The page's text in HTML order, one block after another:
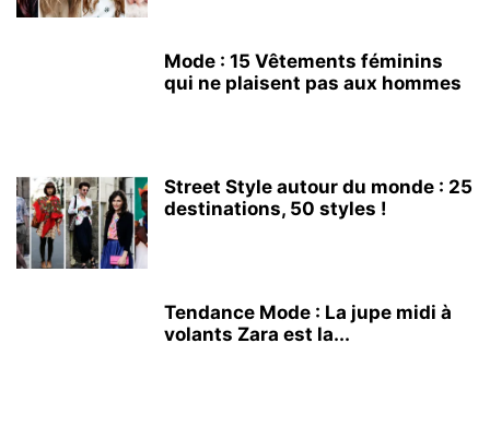
Mode : 15 Vêtements féminins
qui ne plaisent pas aux hommes
Street Style autour du monde : 25
destinations, 50 styles !
Tendance Mode : La jupe midi à
volants Zara est la...